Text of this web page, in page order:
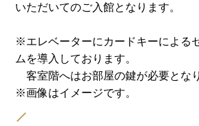
いただいてのご入館となります。
※エレベーターにカードキーによる
ムを導入しております。
客室階へはお部屋の鍵が必要とな
※画像はイメージです。